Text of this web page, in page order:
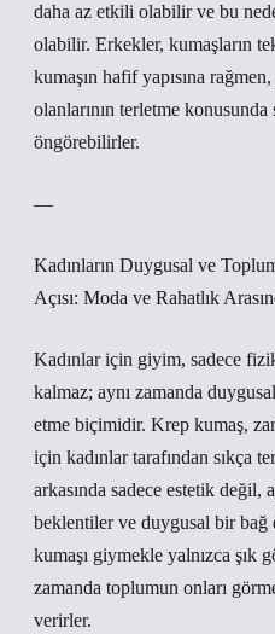
daha az etkili olabilir ve bu
olabilir. Erkekler, kumaşların
kumaşın hafif yapısına
olanlarının terletme
öngörebilirler.
—
Kadınların Duygusal ve
Açısı: Moda ve Rahatlık
Kadınlar için giyim, sadece
kalmaz; aynı zamanda
etme biçimidir. Krep kumaş,
için kadınlar tarafından sıkça
arkasında sadece estetik değil,
beklentiler ve duygusal bir bağ
kumaşı giymekle yalnızca şık
zamanda toplumun onları
verirler.